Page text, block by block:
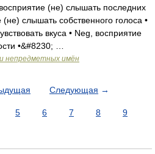
(не) слышать последних
(не) слышать собственного голоса •
вкуса • Neg, восприятие
•&#8230; …
непредметных имён
Следующая →
5 6 7 8
9